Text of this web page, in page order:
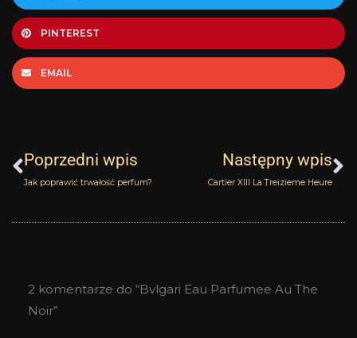
PINTEREST
EMAIL
Poprzedni wpis
Jak poprawić trwałość perfum?
Następny wpis
Cartier XIII La Treizieme Heure
2 komentarze do “Bvlgari Eau Parfumee Au The
Noir”